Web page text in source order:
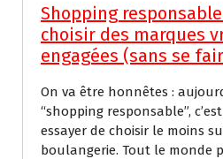
Shopping
choisir des marques
engagées (sans se
On va être honnêtes :
“shopping responsable”,
essayer de choisir le moins
boulangerie. Tout le monde